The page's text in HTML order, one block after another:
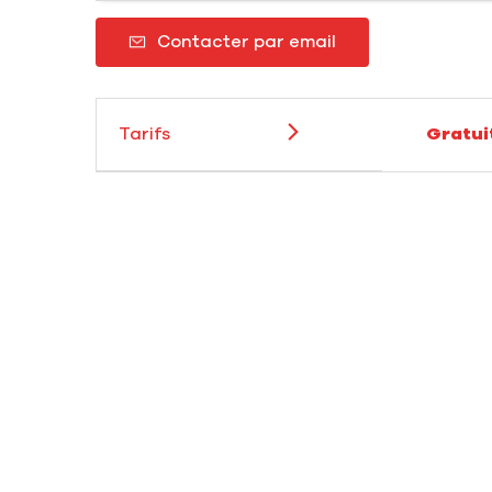
Contacter par email
Tarifs